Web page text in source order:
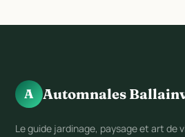
A Automnales
Le guide jardinage, paysage et art de